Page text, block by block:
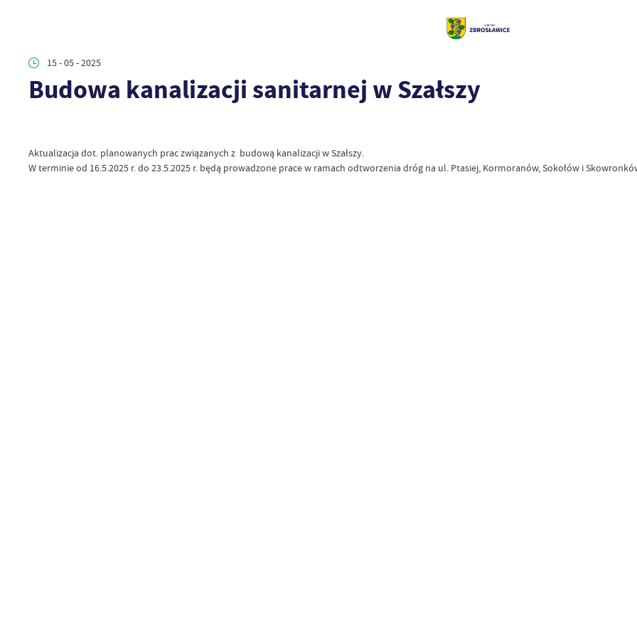
15 - 05 - 2025
Budowa kanalizacji sanitarnej w Szałszy
Aktualizacja dot. planowanych prac związanych z budową kanalizacji w Szałszy.
W terminie od 16.5.2025 r. do 23.5.2025 r. będą prowadzone prace w ramach odtworzenia dróg na ul. Ptasiej, Kormoranów, Sokołów i